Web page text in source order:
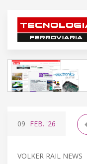
09 FEB. '26
VOLKER RAIL NEWS